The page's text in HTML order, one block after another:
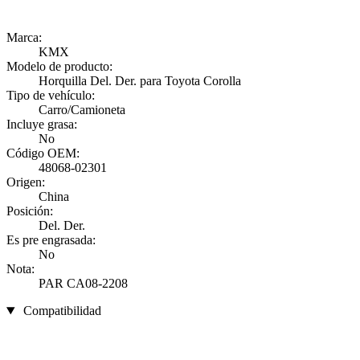
Marca:
KMX
Modelo de producto:
Horquilla Del. Der. para Toyota Corolla
Tipo de vehículo:
Carro/Camioneta
Incluye grasa:
No
Código OEM:
48068-02301
Origen:
China
Posición:
Del. Der.
Es pre engrasada:
No
Nota:
PAR CA08-2208
Compatibilidad